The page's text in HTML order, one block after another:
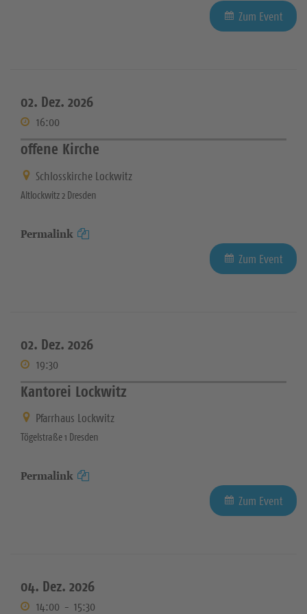
Zum Event
02. Dez. 2026
16:00
offene Kirche
Schlosskirche Lockwitz
Altlockwitz 2 Dresden
Permalink
Zum Event
02. Dez. 2026
19:30
Kantorei Lockwitz
Pfarrhaus Lockwitz
Tögelstraße 1 Dresden
Permalink
Zum Event
04. Dez. 2026
14:00 - 15:30